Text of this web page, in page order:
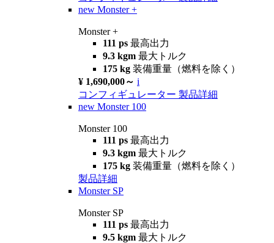
new Monster +
Monster +
111 ps 最高出力
9.3 kgm 最大トルク
175 kg 装備重量（燃料を除く）
¥ 1,690,000～ i
コンフィギュレーター 製品詳細
new Monster 100
Monster 100
111 ps 最高出力
9.3 kgm 最大トルク
175 kg 装備重量（燃料を除く）
製品詳細
Monster SP
Monster SP
111 ps 最高出力
9.5 kgm 最大トルク